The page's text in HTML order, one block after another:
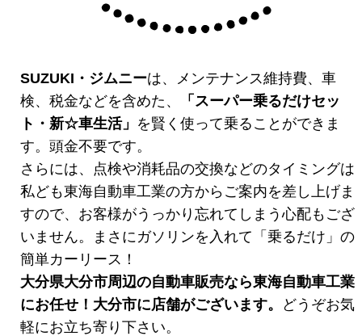
SUZUKI・ジムニーは、メンテナンス維持費、車
検、税金などを含めた、
「スーパー乗るだけセッ
ト・新☆車生活」 を賢く使って乗ることができま
す。頭金不要です。
さらには、点検や消耗品の交換などのタイミングは
私ども東海自動車工業の方からご案内を差し上げま
すので、お客様がうっかり忘れてしまう心配もござ
いません。まさにガソリンを入れて「乗るだけ」の
簡単カーリース！
大分県大分市周辺の自動車販売なら東海自動車工業
にお任せ！大分市に店舗がございます。 どうぞお気
軽にお立ち寄り下さい。